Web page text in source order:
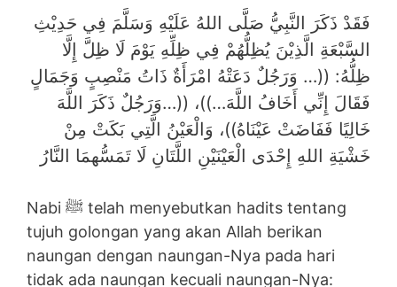
فَقَدْ ذَكَرَ النَّبِيُّ صَلَّى اللهُ عَلَيْهِ وَسَلَّمَ فِي حَدِيْثِ
السَّبْعَةِ الَّذِيْنَ يُظِلُّهُمْ فِي ظِلِّهِ يَوْمَ لَا ظِلَّ إِلَّا
ظِلُّهُ: ((… وَرَجُلٌ دَعَتْهُ امْرَأَةٌ ذَاتُ مَنْصِبٍ وَجَمَالٍ
فَقَالَ إِنِّي أَخَافُ اللَّهَ…))، ((…وَرَجُلٌ ذَكَرَ اللَّهَ
خَالِيًا فَفَاضَتْ عَيْنَاهُ))، وَالْعَيْنُ الَّتِي بَكَتْ مِنْ
خَشْيَةِ اللهِ إِحْدَى الْعَيْنَيْنِ اللَّتَانِ لَا تَمَسُّهمَا النَّارُ
Nabi ﷺ telah menyebutkan hadits tentang
tujuh golongan yang akan Allah berikan
naungan dengan naungan-Nya pada hari
tidak ada naungan kecuali naungan-Nya: